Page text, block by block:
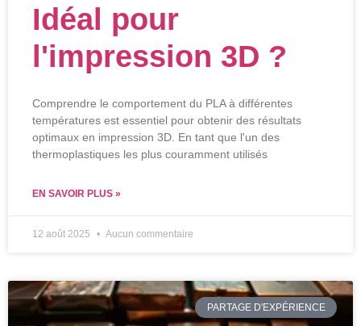
Idéal pour
l'impression 3D ?
Comprendre le comportement du PLA à différentes
températures est essentiel pour obtenir des résultats
optimaux en impression 3D. En tant que l'un des
thermoplastiques les plus couramment utilisés
EN SAVOIR PLUS »
12 août 2025 Aucun commentaire
PARTAGE D'EXPÉRIENCE